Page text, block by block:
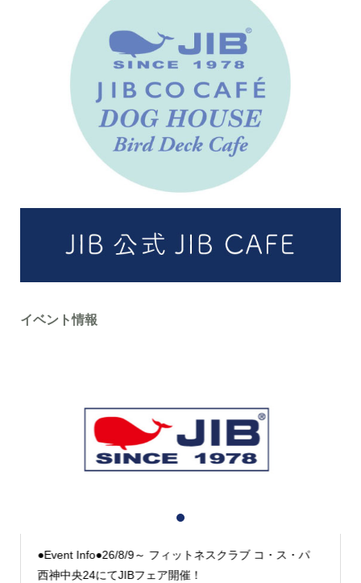
イベント情報
●Event Info●26/8/9～ フィットネスクラブ コ・ス・パ
西神中央24にてJIBフェア開催！
2